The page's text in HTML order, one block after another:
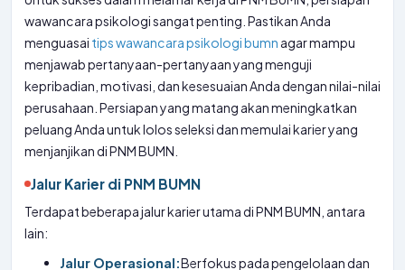
wawancara psikologi sangat penting. Pastikan Anda
menguasai tips wawancara psikologi bumn agar mampu
menjawab pertanyaan-pertanyaan yang menguji
kepribadian, motivasi, dan kesesuaian Anda dengan nilai-nilai
perusahaan. Persiapan yang matang akan meningkatkan
peluang Anda untuk lolos seleksi dan memulai karier yang
menjanjikan di PNM BUMN.
Jalur Karier di PNM BUMN
Terdapat beberapa jalur karier utama di PNM BUMN, antara
lain:
Jalur Operasional:Berfokus pada pengelolaan dan